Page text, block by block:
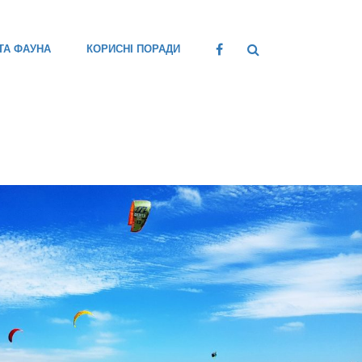
ФАУНА КОРИСНІ ПОРАДИ